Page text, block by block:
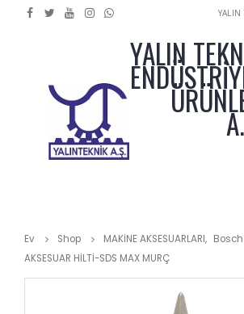
YALIN
Ev Shop MAKİNE AKSESUARLARI, Bosch
AKSESUAR HİLTİ-SDS MAX MURÇ